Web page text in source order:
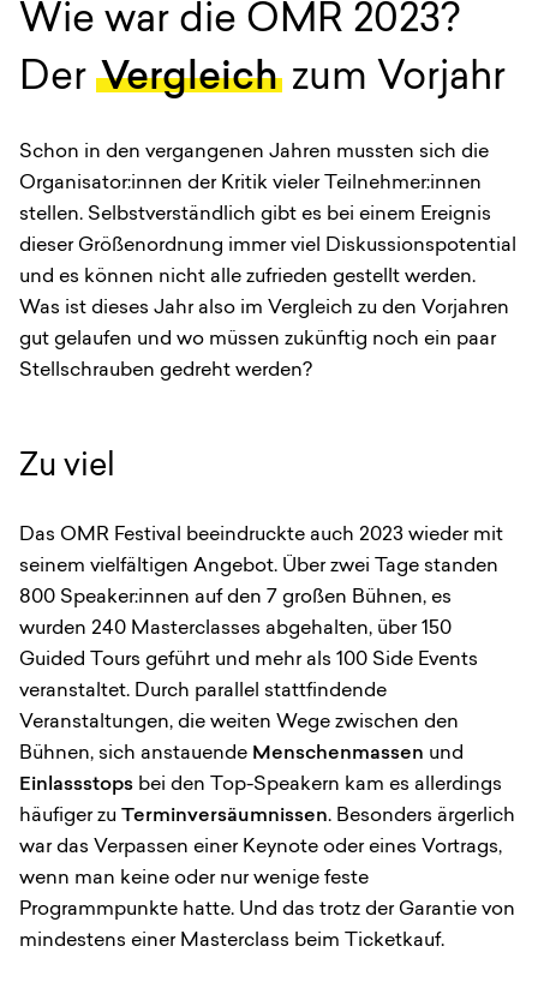
Wie war die OMR 2023?
Der Vergleich zum Vorjahr
Schon in den vergangenen Jahren mussten sich die
Organisator:innen der Kritik vieler Teilnehmer:innen
stellen. Selbstverständlich gibt es bei einem Ereignis
dieser Größenordnung immer viel Diskussionspotential
und es können nicht alle zufrieden gestellt werden.
Was ist dieses Jahr also im Vergleich zu den Vorjahren
gut gelaufen und wo müssen zukünftig noch ein paar
Stellschrauben gedreht werden?
Zu viel
Das OMR Festival beeindruckte auch 2023 wieder mit
seinem vielfältigen Angebot. Über zwei Tage standen
800 Speaker:innen auf den 7 großen Bühnen, es
wurden 240 Masterclasses abgehalten, über 150
Guided Tours geführt und mehr als 100 Side Events
veranstaltet. Durch parallel stattfindende
Veranstaltungen, die weiten Wege zwischen den
Bühnen, sich anstauende Menschenmassen und
Einlassstops bei den Top-Speakern kam es allerdings
häufiger zu Terminversäumnissen. Besonders ärgerlich
war das Verpassen einer Keynote oder eines Vortrags,
wenn man keine oder nur wenige feste
Programmpunkte hatte. Und das trotz der Garantie von
mindestens einer Masterclass beim Ticketkauf.